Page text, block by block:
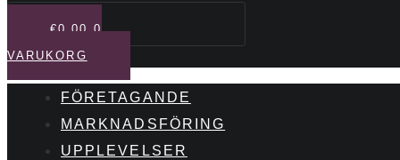
€0,00 0
VARUKORG
FÖRETAGANDE
MARKNADSFÖRING
UPPLEVELSER